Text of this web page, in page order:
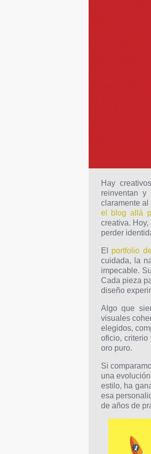
Hay
reinventan
claramente
el blog allá
creativa.
perder
El portfolio
cuidada, la
impecable.
Cada pieza
diseño
Algo que
visuales
elegidos,
oficio,
oro puro.
Si
una
estilo, ha
esa
de años de